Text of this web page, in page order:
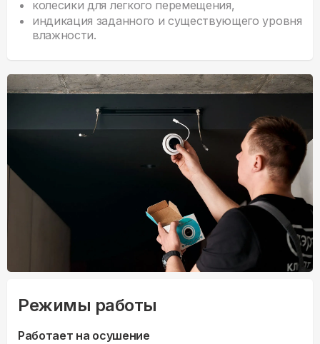
колесики для легкого перемещения,
индикация заданного и существующего уровня
влажности.
Режимы работы
Работает на осушение